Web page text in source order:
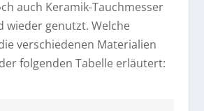
auch Keramik-Tauchmesser
wieder genutzt. Welche
verschiedenen Materialien
folgenden Tabelle erläutert: